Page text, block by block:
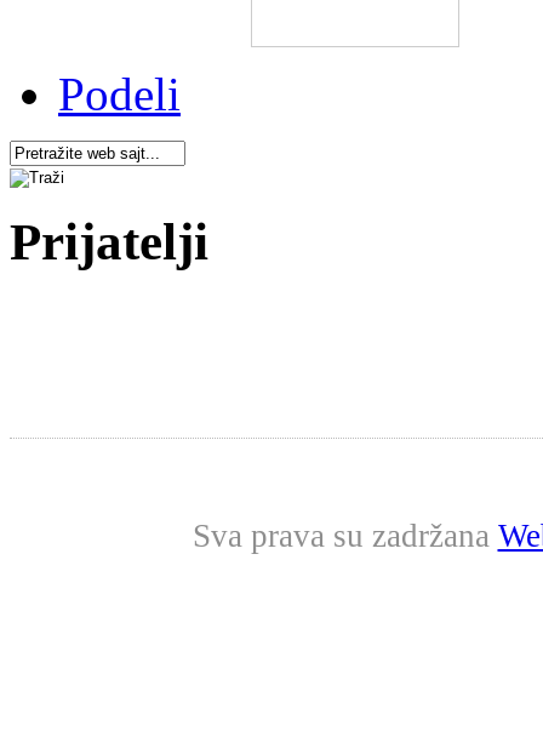
Podeli
Prijatelji
Sva prava su zadržana